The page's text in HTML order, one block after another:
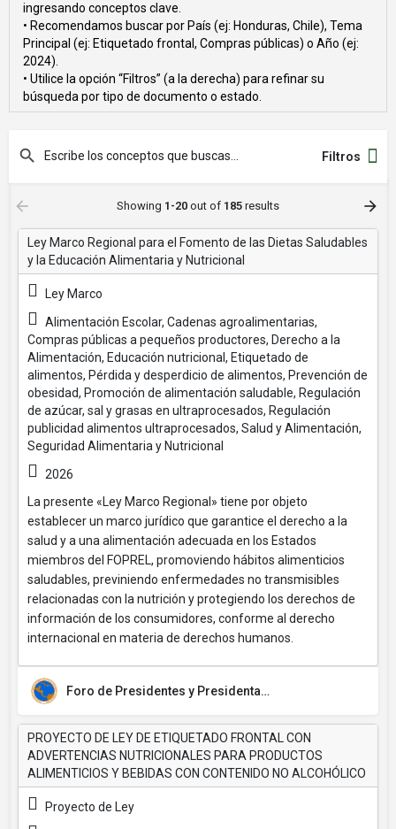
ingresando conceptos clave.
• Recomendamos buscar por País (ej: Honduras, Chile), Tema
Principal (ej: Etiquetado frontal, Compras públicas) o Año (ej:
2024).
• Utilice la opción “Filtros” (a la derecha) para refinar su
búsqueda por tipo de documento o estado.
Filtros
Showing 1-20 out of 185 results
Ley Marco Regional para el Fomento de las Dietas Saludables
y la Educación Alimentaria y Nutricional
Ley Marco
Alimentación Escolar, Cadenas agroalimentarias,
Compras públicas a pequeños productores, Derecho a la
Alimentación, Educación nutricional, Etiquetado de
alimentos, Pérdida y desperdicio de alimentos, Prevención de
obesidad, Promoción de alimentación saludable, Regulación
de azúcar, sal y grasas en ultraprocesados, Regulación
publicidad alimentos ultraprocesados, Salud y Alimentación,
Seguridad Alimentaria y Nutricional
2026
La presente «Ley Marco Regional» tiene por objeto
establecer un marco jurídico que garantice el derecho a la
salud y a una alimentación adecuada en los Estados
miembros del FOPREL, promoviendo hábitos alimenticios
saludables, previniendo enfermedades no transmisibles
relacionadas con la nutrición y protegiendo los derechos de
información de los consumidores, conforme al derecho
internacional en materia de derechos humanos.
Foro de Presidentes y Presidentas de Poderes Legislativos de Centroamérica y la Cuenca del Caribe (FOPREL)
PROYECTO DE LEY DE ETIQUETADO FRONTAL CON
ADVERTENCIAS NUTRICIONALES PARA PRODUCTOS
ALIMENTICIOS Y BEBIDAS CON CONTENIDO NO ALCOHÓLICO
Proyecto de Ley